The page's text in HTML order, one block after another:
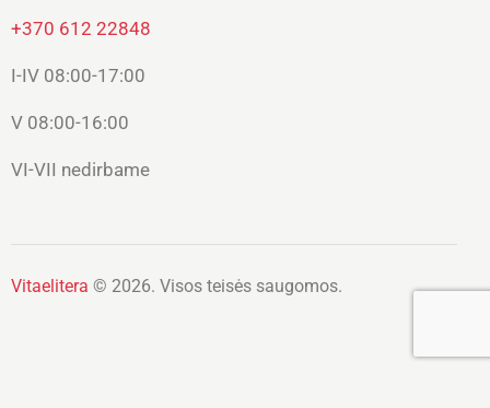
+370 612 22848
I-IV 08:00-17:00
V 08:00-16:00
VI-VII nedirbame
Vitaelitera © 2026. Visos teisės saugomos.